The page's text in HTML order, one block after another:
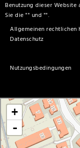
Benutzung dieser Website
Sie die "
Allgemeinen rechtlichen
Datenschutz
" und "
Nutzungsbedingungen
".